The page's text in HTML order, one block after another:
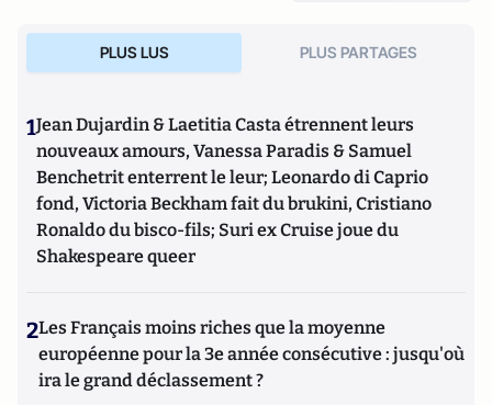
PLUS LUS PLUS PARTAGES
1Jean Dujardin & Laetitia Casta étrennent leurs
nouveaux amours, Vanessa Paradis & Samuel
Benchetrit enterrent le leur; Leonardo di Caprio
fond, Victoria Beckham fait du brukini, Cristiano
Ronaldo du bisco-fils; Suri ex Cruise joue du
Shakespeare queer
2Les Français moins riches que la moyenne
européenne pour la 3e année consécutive : jusqu'où
ira le grand déclassement ?